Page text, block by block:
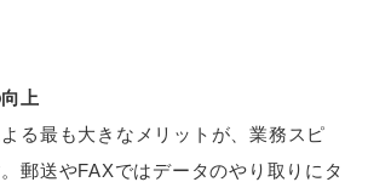
上
る最も大きなメリットが、業務スピ
郵送やFAXではデータのやり取りにタ